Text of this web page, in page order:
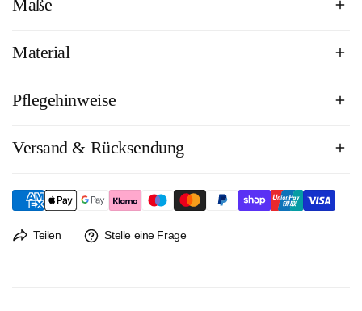
Maße
Material
Material: Polyamid,Oberstoff 82% Polyamid/18% Elastan/Lycra
Füllmaterial: nein
Pflegehinweise
Handwäsche
Nicht bügeln
Versand & Rücksendung
Versandkosten innerhalb Deutschlands: 4,95€, ab 50€
versandkostenfrei.
Der Rückversand ist immer kostenlos. Ein Rücksendeetikett liegt jeder
Teilen Stelle eine Frage